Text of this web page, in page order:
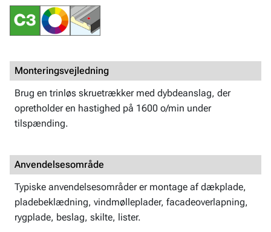
Monteringsvejledning
Brug en trinløs skruetrækker med dybdeanslag, der
opretholder en hastighed på 1600 o/min under
tilspænding.
Anvendelsesområde
Typiske anvendelsesområder er montage af dækplade,
pladebeklædning, vindmølleplader, facadeoverlapning,
rygplade, beslag, skilte, lister.